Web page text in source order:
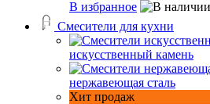
В избранное
Смесители для кухни
искусственный камень
нержавеющая сталь
Хит продаж